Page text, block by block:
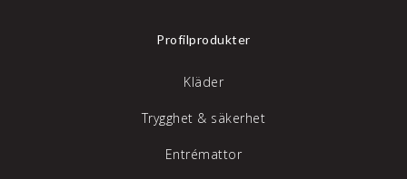
Profilprodukter
Kläder
Trygghet & säkerhet
Entrémattor